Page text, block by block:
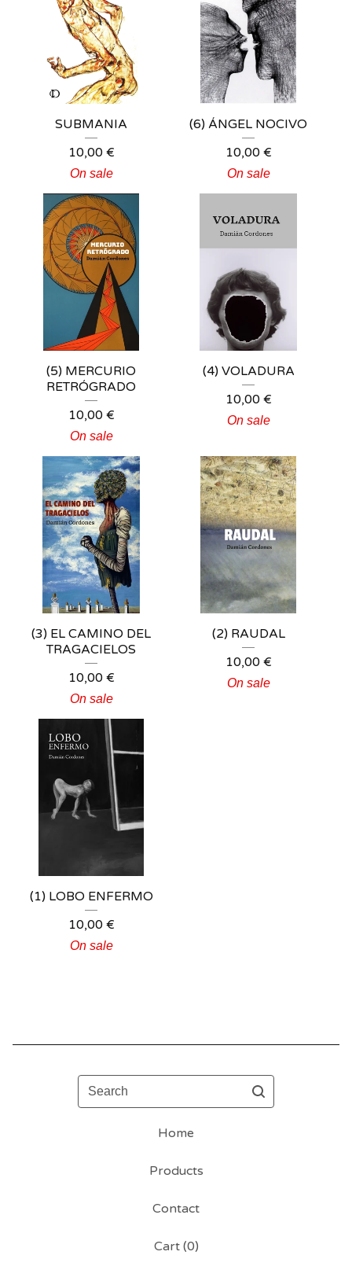
SUBMANIA
10,00 €
On sale
(6) ÁNGEL NOCIVO
10,00 €
On sale
(5) MERCURIO
RETRÓGRADO
10,00 €
On sale
(4) VOLADURA
10,00 €
On sale
(3) EL CAMINO DEL
TRAGACIELOS
10,00 €
On sale
(2) RAUDAL
10,00 €
On sale
(1) LOBO ENFERMO
10,00 €
On sale
Search
Home
Products
Contact
Cart (0)